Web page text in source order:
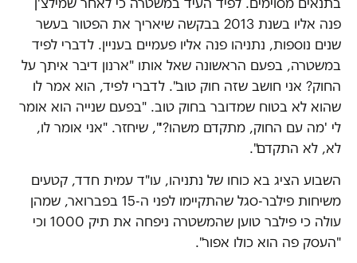
פנה אליו בשנת 2013 בבקשה שיאריך את הפטור בעשר
שנים נוספות, נתניהו פנה אליו פעמיים בעניין. לדברי לפיד
במשטרה, בפעם הראשונה שאל אותו "ארנון דיבר איתך על
החוק? אני חושב שזה חוק טוב". לדברי לפיד, הוא אמר לו
שהוא לא בטוח שמדובר בחוק טוב. "בפעם שנייה הוא אומר
לי 'מה עם החוק, מתקדם משהו?'", שיחזר. "אני אומר לו,
לא, לא התקדם".
השבוע הציג בא כוחו של נתניהו, עו"ד עמית חדד, קטעים
משיחות פילבר-סגל שהתקיימו לפני ה-15 בפברואר, שמהן
עולה כי פילבר טוען שהמשטרה ניפחה את תיק 1000 וכי
"העסק פה הוא כולו אפור".